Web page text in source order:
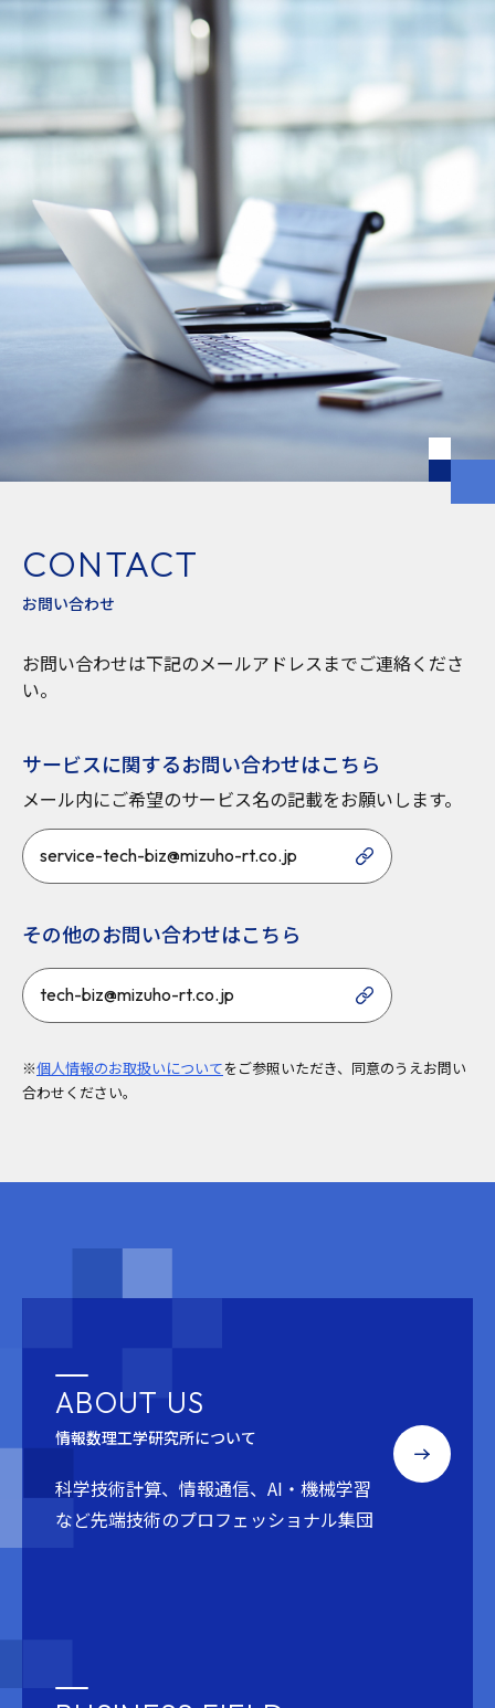
CONTACT
お問い合わせ
お問い合わせは下記のメールアドレスまでご連絡くださ
い。
サービスに関するお問い合わせはこちら
メール内にご希望のサービス名の記載をお願いします。
service-tech-biz@mizuho-rt.co.jp
その他のお問い合わせはこちら
tech-biz@mizuho-rt.co.jp
※個人情報のお取扱いについてをご参照いただき、同意のうえお問い
合わせください。
ABOUT US
情報数理工学研究所について
科学技術計算、情報通信、AI・機械学習
など先端技術のプロフェッショナル集団